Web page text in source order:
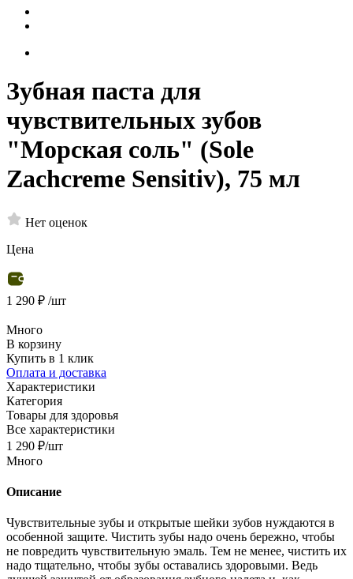
Зубная паста для
чувствительных зубов
"Морская соль" (Sole
Zachcreme Sensitiv), 75 мл
Нет оценок
Цена
1 290 ₽ /шт
Много
В корзину
Купить в 1 клик
Оплата и доставка
Характеристики
Категория
Товары для здоровья
Все характеристики
1 290 ₽/шт
Много
Описание
Чувствительные зубы и открытые шейки зубов нуждаются в
особенной защите. Чистить зубы надо очень бережно, чтобы
не повредить чувствительную эмаль. Тем не менее, чистить их
надо тщательно, чтобы зубы оставались здоровыми. Ведь